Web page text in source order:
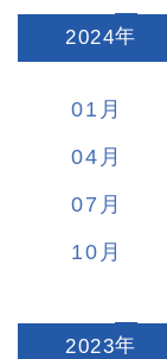
2024:
01
04
07
10
2023: